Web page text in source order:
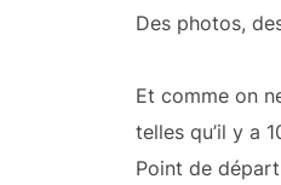
Des photos,
Et comme on
telles qu’il y a
Point de